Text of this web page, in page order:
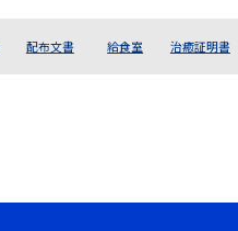
配布文書 給食室 治癒証明書